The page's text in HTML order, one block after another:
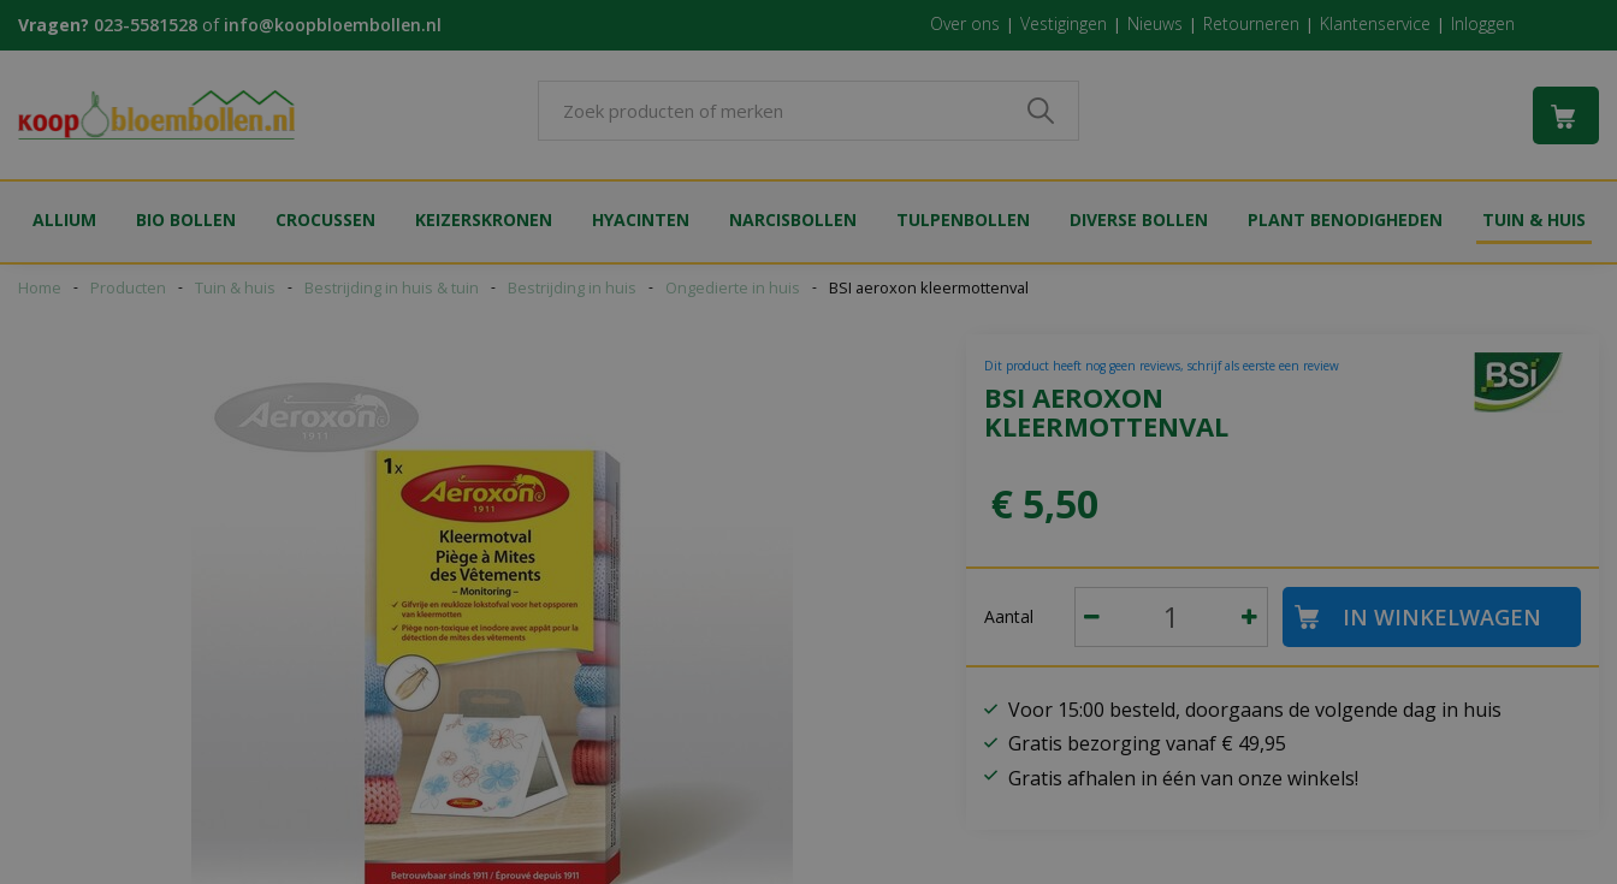
naar
Home Producten Tuin & huis Bestrijding in huis & tuin Bestrijding in huis Ongedierte in huis BSI aeroxon kleermottenval
Vragen? 023-5581528 of info@koopbloembollen.nl Over ons Vestigingen Nieuws Retourneren Klantenservice Inloggen
ALLIUM BIO BOLLEN CROCUSSEN KEIZERSKRONEN HYACINTEN NARCISBOLLEN TULPENBOLLEN DIVERSE BOLLEN PLANT BENODIGHEDEN TUIN & HUIS
BSI AEROXON
KLEERMOTTENVAL
Dit product heeft nog geen reviews, schrijf als eerste een review
€ 5,50
Aantal
Voor 15:00 besteld, doorgaans de volgende dag in huis
Gratis bezorging vanaf € 49,95
Gratis afhalen in één van onze winkels!